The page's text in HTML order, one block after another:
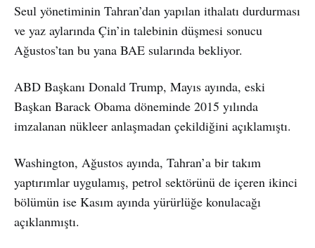
Seul yönetiminin Tahran’dan yapılan ithalatı durdurması
ve yaz aylarında Çin’in talebinin düşmesi sonucu
Ağustos’tan bu yana BAE sularında bekliyor.
ABD Başkanı Donald Trump, Mayıs ayında, eski
Başkan Barack Obama döneminde 2015 yılında
imzalanan nükleer anlaşmadan çekildiğini açıklamıştı.
Washington, Ağustos ayında, Tahran’a bir takım
yaptırımlar uygulamış, petrol sektörünü de içeren ikinci
bölümün ise Kasım ayında yürürlüğe konulacağı
açıklanmıştı.